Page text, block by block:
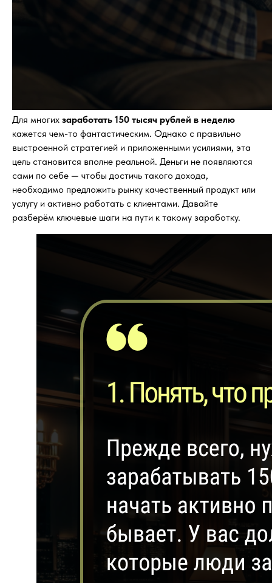
Для многих заработать 150 тысяч рублей в неделю
кажется чем-то фантастическим. Однако с правильно
выстроенной стратегией и приложенными усилиями, эта
цель становится вполне реальной. Деньги не появляются
сами по себе — чтобы достичь такого дохода,
необходимо предложить рынку качественный продукт или
услугу и активно работать с клиентами. Давайте
разберём ключевые шаги на пути к такому заработку.